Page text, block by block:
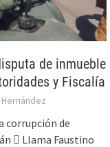
de inmueble
y Fiscalía
corrupción de
 Llama Faustino